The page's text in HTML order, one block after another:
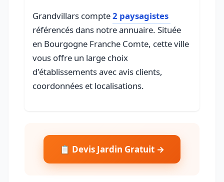
Grandvillars compte2 paysagistes
référencés dans notre annuaire. Située
en Bourgogne Franche Comte, cette ville
vous offre un large choix
d'établissements avec avis clients,
coordonnées et localisations.
📋 Devis Jardin Gratuit →